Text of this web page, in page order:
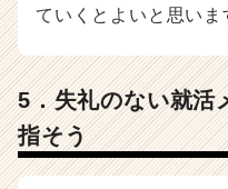
ていくとよいと思いま
5．失礼のない就活
指そう